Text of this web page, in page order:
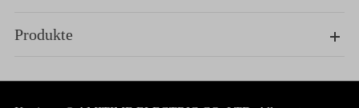
Produkte